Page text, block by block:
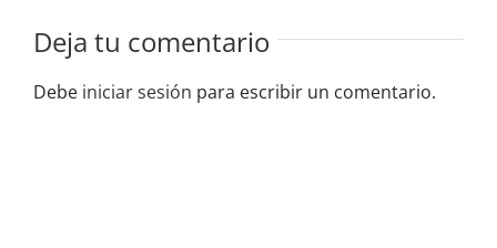
Deja tu comentario
Debe iniciar sesión para escribir un comentario.